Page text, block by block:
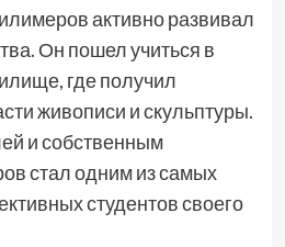
активно развивал
Он пошел учиться в
где получил
живописи и скульптуры.
и собственным
стал одним из самых
студентов своего